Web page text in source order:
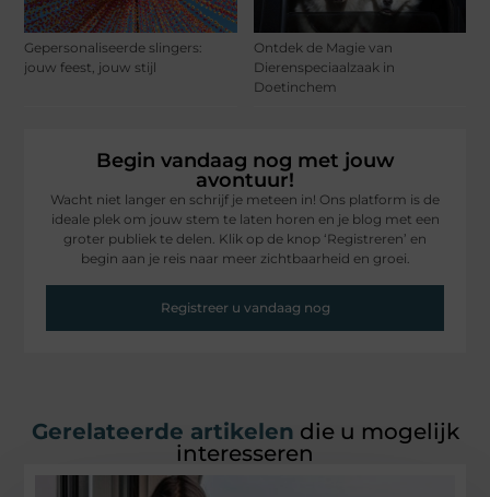
Gepersonaliseerde slingers:
jouw feest, jouw stijl
Ontdek de Magie van
Dierenspeciaalzaak in
Doetinchem
Begin vandaag nog met jouw
avontuur!
Wacht niet langer en schrijf je meteen in! Ons platform is de
ideale plek om jouw stem te laten horen en je blog met een
groter publiek te delen. Klik op de knop ‘Registreren’ en
begin aan je reis naar meer zichtbaarheid en groei.
Registreer u vandaag nog
Gerelateerde artikelen die u mogelijk
interesseren